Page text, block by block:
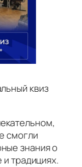
квиз
смогли
знания о
и традициях.